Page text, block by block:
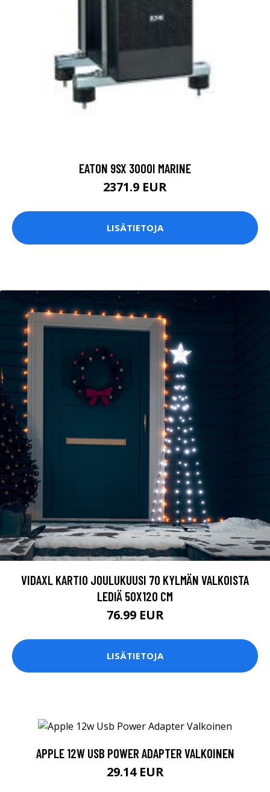
EATON 9SX 3000I MARINE
2371.9 EUR
LISÄTIETOJA
VIDAXL KARTIO JOULUKUUSI 70 KYLMÄN VALKOISTA
LEDIÄ 50X120 CM
76.99 EUR
LISÄTIETOJA
APPLE 12W USB POWER ADAPTER VALKOINEN
29.14 EUR